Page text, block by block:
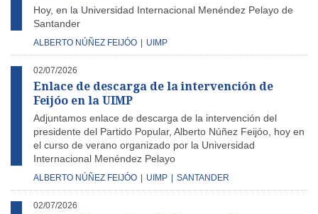
Hoy, en la Universidad Internacional Menéndez Pelayo de
Santander
ALBERTO NÚÑEZ FEIJÓO UIMP
02/07/2026
Enlace de descarga de la intervención de
Feijóo en la UIMP
Adjuntamos enlace de descarga de la intervención del
presidente del Partido Popular, Alberto Núñez Feijóo, hoy en
el curso de verano organizado por la Universidad
Internacional Menéndez Pelayo
ALBERTO NÚÑEZ FEIJÓO UIMP SANTANDER
02/07/2026